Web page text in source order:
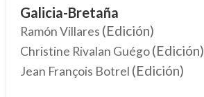
Galicia-Bretaña
Ramón Villares (Edición)
Christine Rivalan Guégo(Edición)
Jean François Botrel (Edición)